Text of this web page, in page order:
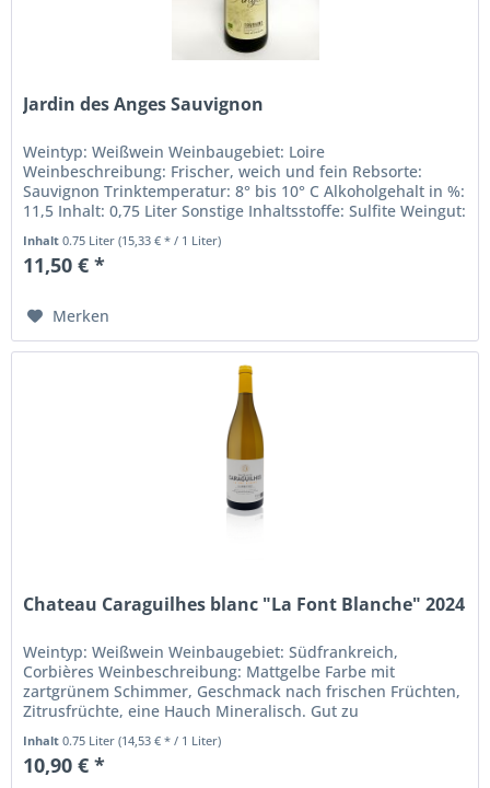
Jardin des Anges Sauvignon
Weintyp: Weißwein Weinbaugebiet: Loire
Weinbeschreibung: Frischer, weich und fein Rebsorte:
Sauvignon Trinktemperatur: 8° bis 10° C Alkoholgehalt in %:
11,5 Inhalt: 0,75 Liter Sonstige Inhaltsstoffe: Sulfite Weingut:
Vignerons d. Oisly...
Inhalt0.75 Liter(15,33 € * / 1 Liter)
11,50 € *
Merken
Chateau Caraguilhes blanc "La Font Blanche" 2024
Weintyp: Weißwein Weinbaugebiet: Südfrankreich,
Corbières Weinbeschreibung: Mattgelbe Farbe mit
zartgrünem Schimmer, Geschmack nach frischen Früchten,
Zitrusfrüchte, eine Hauch Mineralisch. Gut zu
Meeresfrüchten, Fisch, z.B. Zander und...
Inhalt0.75 Liter(14,53 € * / 1 Liter)
10,90 € *